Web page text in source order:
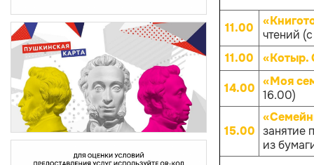
11.00
чтений
11.00
«Котыр.
14.00 «Моя
16.00)
15.00 занятие
из